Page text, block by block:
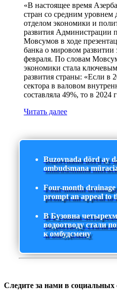
«В настоящее время
стран со средним уровнем
отделом экономики и
развития Администрации
Мовсумов в ходе
банка о мировом развитии
февраля. По словам
экономики стала
развития страны: «Если в
сектора в валовом
составляла 49%, то в 2024
Читать далее
Buzovnada dörd ay
ombudsmana
Four-month
prompt an appeal to
В Бузовна
водоотводу стали
к омбудсмену
Следите за нами в социальных